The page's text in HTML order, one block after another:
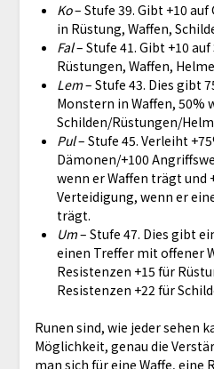
Ko– Stufe 39. Gibt +10
in Rüstung, Waffen,
Fal– Stufe 41. Gibt +10
Rüstungen, Waffen,
Lem– Stufe 43. Dies gibt
Monstern in Waffen, 50%
Schilden/Rüstungen/
Pul– Stufe 45. Verleiht
Dämonen/+100
wenn er Waffen trägt und
Verteidigung, wenn er
trägt.
Um– Stufe 47. Dies gibt
einen Treffer mit offener
Resistenzen +15 für
Resistenzen +22 für
Runen sind, wie jeder sehen
Möglichkeit, genau die
man sich für eine Waffe, eine